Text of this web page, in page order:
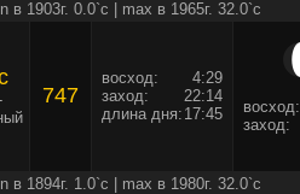
1903г. 0.0`c | max в 1965г. 32.0`c
747
восход:
4:29
заход:
22:14
длина дня: 17:45 восход:
заход:
1894г. 1.0`c | max в 1980г. 32.0`c